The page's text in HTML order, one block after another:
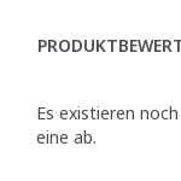
Es existieren
eine ab.